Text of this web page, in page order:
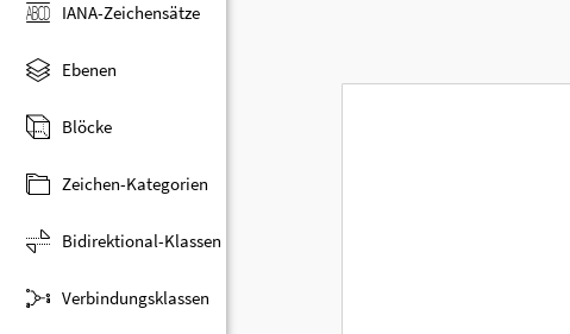
IANA-Zeichensätze
Ebenen
Blöcke
Zeichen-Kategorien
Bidirektional-Klassen
Verbindungsklassen